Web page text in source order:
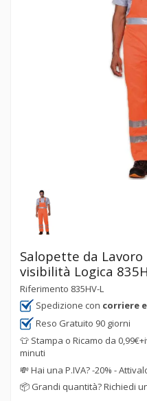
Salopette da
visibilità Logica
Riferimento 835HV-L
Spedizione con corriere
Reso Gratuito 90 giorni
👕 Stampa o Ricamo da
minuti
💸Hai una P.IVA? -20% -
📦 Grandi quantità? Richiedi